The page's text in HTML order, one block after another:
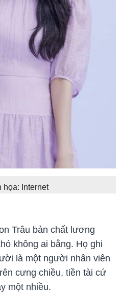
họa: Internet
Trâu bản chất lương
không ai bằng. Họ ghi
là một người nhân viên
cưng chiều, tiền tài cứ
một nhiều.